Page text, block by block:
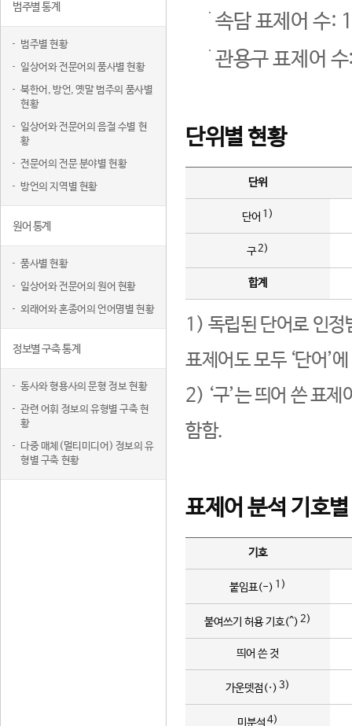
범주별 통계
범주별 현황
일상어와 전문어의 품사별 현황
북한어, 방언, 옛말 범주의 품사별
현황
일상어와 전문어의 음절 수별 현
황
전문어의 전문 분야별 현황
방언의 지역별 현황
원어 통계
품사별 현황
일상어와 전문어의 원어 현황
외래어와 혼종어의 언어명별 현황
정보별 구축 통계
동사와 형용사의 문형 정보 현황
관련 어휘 정보의 유형별 구축 현
황
다중 매체(멀티미디어) 정보의 유
형별 구축 현황
속담 표제어 수:
관용구 표제어
단위별 현황
단위
단어 1)
구2)
합계
1) 독립된 단어로 인정
표제어도 모두 ‘단어’
2) ‘구’는 띄어 쓴 표
함함.
표제어 분석 기호
기호
붙임표(-) 1)
붙여쓰기 허용 기호(^) 2)
띄어 쓴 것
가운뎃점(·) 3)
미분석 4)